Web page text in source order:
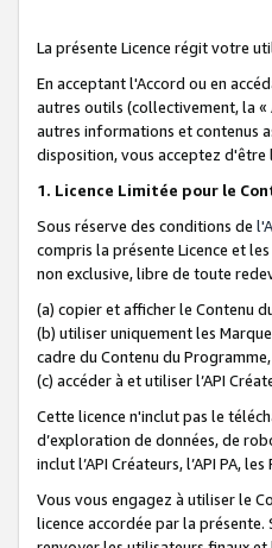
La présente Licence régit votre
En acceptant l'Accord ou en
autres outils (collectivement, la «
autres informations et contenus
disposition, vous acceptez d'être
1. Licence Limitée pour le
Sous réserve des conditions de
compris la présente Licence et
non exclusive, libre de toute
(a) copier et afficher le Contenu
(b) utiliser uniquement les
cadre du Contenu du
(c) accéder à et utiliser l’API
Cette licence n'inclut pas le
d’exploration de données, de
inclut l’API Créateurs, l’API PA,
Vous vous engagez à utiliser le
licence accordée par la